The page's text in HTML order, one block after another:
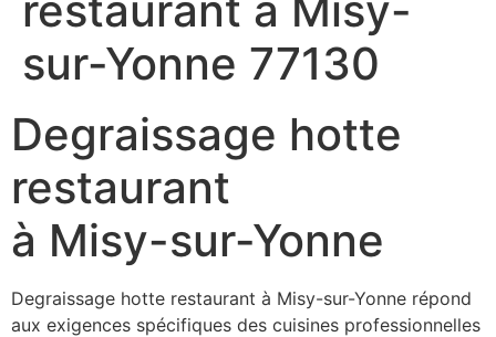
sur-Yonne 77130
Degraissage hotte
restaurant
à Misy-sur-Yonne
Degraissage hotte restaurant à Misy-sur-Yonne répond
aux exigences spécifiques des cuisines professionnelles